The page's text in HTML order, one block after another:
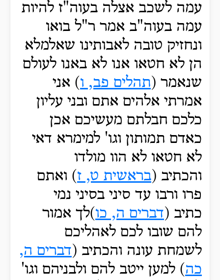
עמה לשכב אצלה בעוה"ז להיות
עמה בעוה"ב אמר ר"ל בואו
ונחזיק טובה לאבותינו שאלמלא
הן לא חטאו אנו לא באנו לעולם
שנאמר (תהלים פב, ו) אני
אמרתי אלהים אתם ובני עליון
כלכם חבלתם מעשיכם אכן
כאדם תמותון וגו' למימרא דאי
לא חטאו לא הוו מולדו
והכתיב (בראשית ט, ז) ואתם
פרו ורבו עד סיני בסיני נמי
כתיב (דברים ה, כו)לך אמור
להם שובו לכם לאהליכם
לשמחת עונה והכתיב (דברים ה,
כה) למען ייטב להם ולבניהם וגו'